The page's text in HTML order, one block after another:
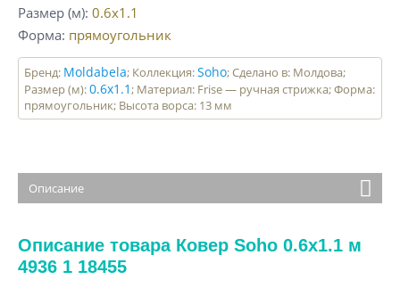
Размер (м) 0.6x1.1
Форма прямоугольник
Бренд: Moldabela; Коллекция:Soho; Сделано в: Молдова;
Размер (м):0.6x1.1; Материал: Frise — ручная стрижка; Форма:
прямоугольник; Высота ворса: 13 мм
Описание
Описание товара Ковер Soho 0.6x1.1 м
4936 1 18455